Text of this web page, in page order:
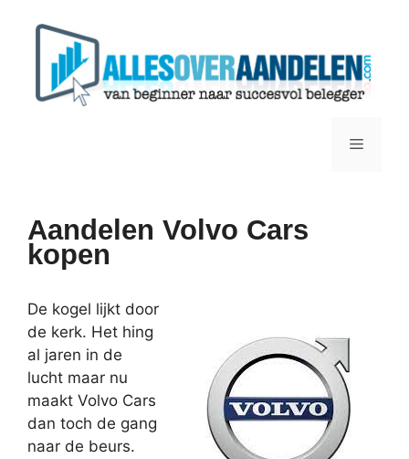
Menu
Aandelen Volvo Cars
kopen
De kogel lijkt door
de kerk. Het hing
al jaren in de
lucht maar nu
maakt Volvo Cars
dan toch de gang
naar de beurs.